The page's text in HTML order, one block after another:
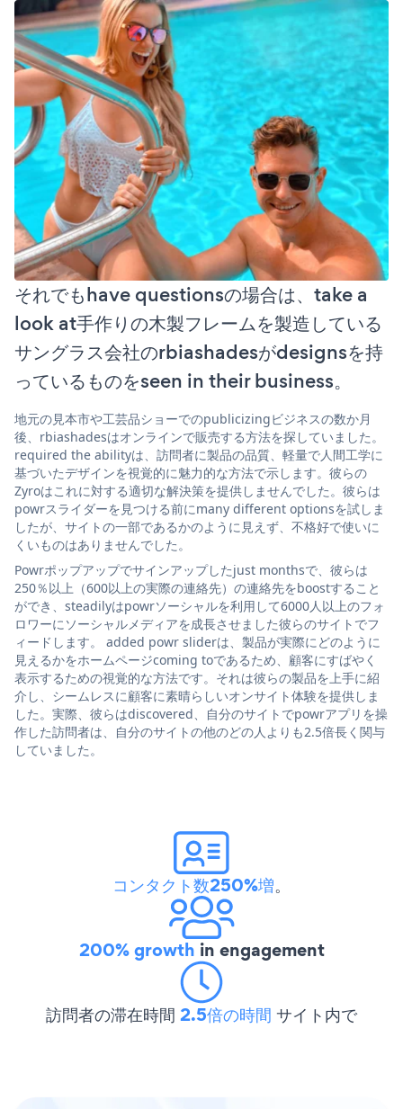
それでもhave questionsの場合は、take a
look at手作りの木製フレームを製造している
サングラス会社のrbiashadesがdesignsを持
っているものをseen in their business。
地元の見本市や工芸品ショーでのpublicizingビジネスの数か月
後、rbiashadesはオンラインで販売する方法を探していました。
required the abilityは、訪問者に製品の品質、軽量で人間工学に
基づいたデザインを視覚的に魅力的な方法で示します。彼らの
Zyroはこれに対する適切な解決策を提供しませんでした。彼らは
powrスライダーを見つける前にmany different optionsを試しま
したが、サイトの一部であるかのように見えず、不格好で使いに
くいものはありませんでした。
Powrポップアップでサインアップしたjust monthsで、彼らは
250％以上（600以上の実際の連絡先）の連絡先をboostすること
ができ、steadilyはpowrソーシャルを利用して6000人以上のフォ
ロワーにソーシャルメディアを成長させました彼らのサイトでフ
ィードします。 added powr sliderは、製品が実際にどのように
見えるかをホームページcoming toであるため、顧客にすばやく
表示するための視覚的な方法です。それは彼らの製品を上手に紹
介し、シームレスに顧客に素晴らしいオンサイト体験を提供しま
した。実際、彼らはdiscovered、自分のサイトでpowrアプリを操
作した訪問者は、自分のサイトの他のどの人よりも2.5倍長く関与
していました。
コンタクト数250%増。
200% growth in engagement
訪問者の滞在時間 2.5倍の時間 サイト内で